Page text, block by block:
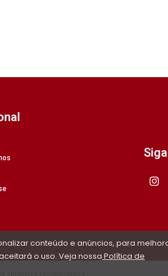
conteúdo e anúncios, para
o uso. Veja nossa Política de